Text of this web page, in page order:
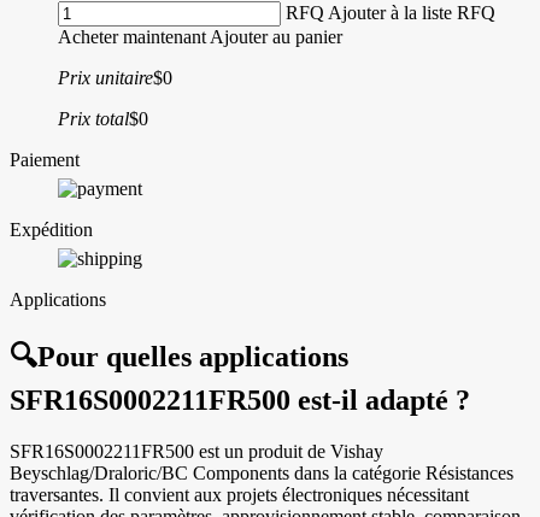
RFQ Ajouter à la liste RFQ
Acheter maintenant Ajouter au panier
Prix unitaire$0
Prix total$0
Paiement
Expédition
Applications
🔍Pour quelles applications
SFR16S0002211FR500 est-il adapté ?
SFR16S0002211FR500 est un produit de Vishay
Beyschlag/Draloric/BC Components dans la catégorie Résistances
traversantes. Il convient aux projets électroniques nécessitant